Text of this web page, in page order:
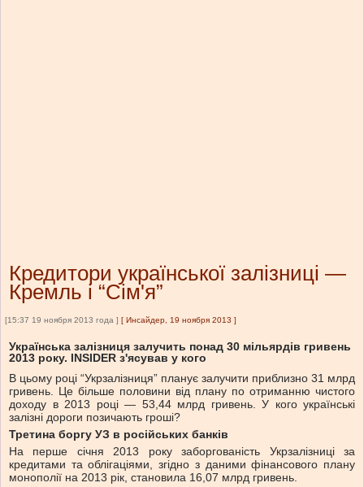
Кредитори української залізниці —
Кремль і “Сім'я”
[15:37 19 ноября 2013 года ] [ Инсайдер, 19 ноября 2013 ]
Українська залізниця залучить понад 30 мільярдів гривень
2013 року. INSIDER з'ясував у кого
В цьому році “Укрзалізниця” планує залучити приблизно 31 млрд
гривень. Це більше половини від плану по отриманню чистого
доходу в 2013 році — 53,44 млрд гривень. У кого українські
залізні дороги позичають гроші?
Третина боргу УЗ в російських банків
На перше січня 2013 року заборгованість Укрзалізниці за
кредитами та облігаціями, згідно з даними фінансового плану
монополії на 2013 рік, становила 16,07 млрд гривень.